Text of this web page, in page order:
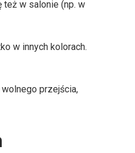
też w salonie (np. w
w innych kolorach.
wolnego przejścia,